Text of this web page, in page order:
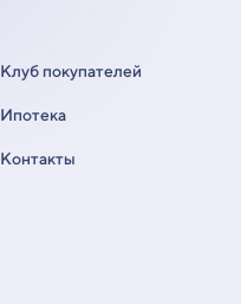
Клуб покупателей
Ипотека
Контакты